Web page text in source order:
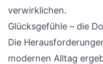
verwirklichen.
Glücksgefühle – die
Die
modernen Alltag